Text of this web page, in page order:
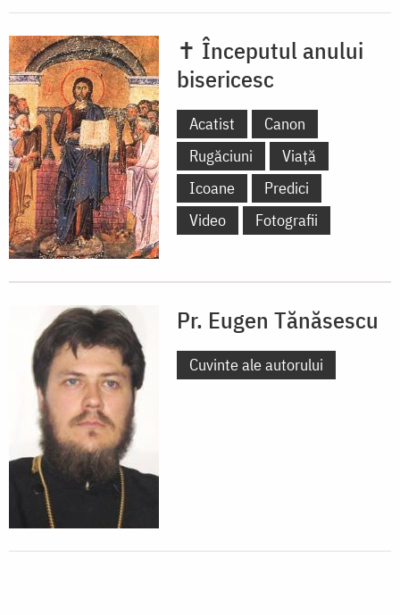
✝ Începutul anului
bisericesc
Acatist
Canon
Rugăciuni
Viață
Icoane
Predici
Video
Fotografii
Pr. Eugen Tănăsescu
Cuvinte ale autorului